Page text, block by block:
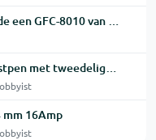
Service informatie betreffende een GFC-8010 van GW
Flexibele Hirschmann klemtestpen met tweedelige klem.
mm 16Amp